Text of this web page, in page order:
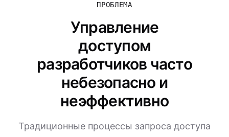
ПРОБЛЕМА
Управление
доступом
разработчиков часто
небезопасно и
неэффективно
Традиционные процессы запроса доступа